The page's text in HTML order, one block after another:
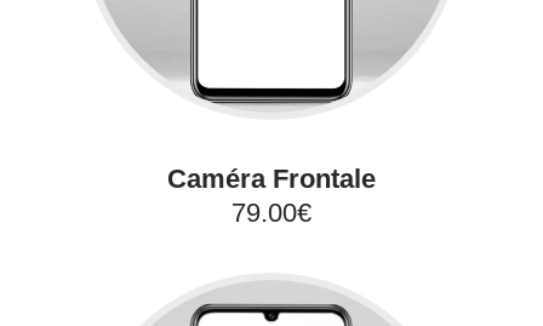
Caméra Frontale
79.00€